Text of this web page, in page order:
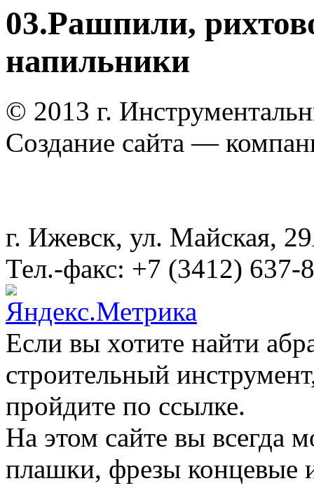
03.Рашпили,
напильники
© 2013 г.
Создание сайта —
г. Ижевск, ул. Майская,
Тел.-факс: +7 (3412) 637-
Если вы хотите найти
строительный
пройдите по ссылке.
На этом сайте вы всегда
плашки, фрезы концевые